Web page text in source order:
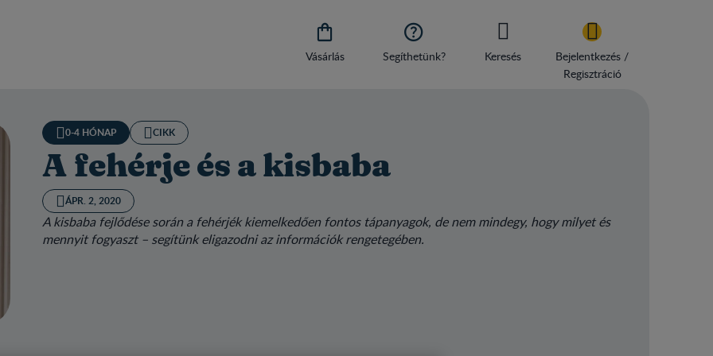

Vásárlás

Segíthetünk? Keresés
Bejelentkezés /
Regisztráció
0-4 HÓNAP CIKK
A fehérje és a kisbaba
ÁPR. 2, 2020
A kisbaba fejlődése során a fehérjék kiemelkedően fontos tápanyagok, de nem mindegy, hogy milyet és
mennyit fogyaszt – segítünk eligazodni az információk rengetegében.